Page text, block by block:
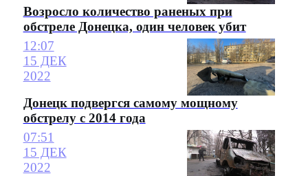
Возросло количество раненых при
обстреле Донецка, один человек убит
12:07
15 ДЕК
2022
Донецк подвергся самому мощному
обстрелу с 2014 года
07:51
15 ДЕК
2022